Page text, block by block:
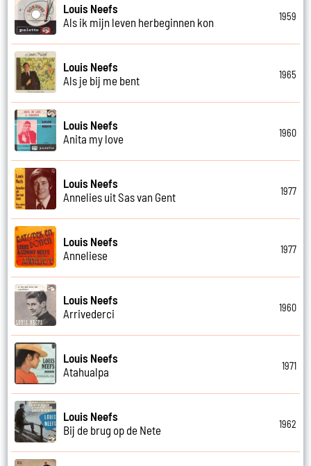
Louis Neefs
Als ik mijn leven herbeginnen kon
1959
Louis Neefs
Als je bij me bent
1965
Louis Neefs
Anita my love
1960
Louis Neefs
Annelies uit Sas van Gent
1977
Louis Neefs
Anneliese
1977
Louis Neefs
Arrivederci
1960
Louis Neefs
Atahualpa
1971
Louis Neefs
Bij de brug op de Nete
1962